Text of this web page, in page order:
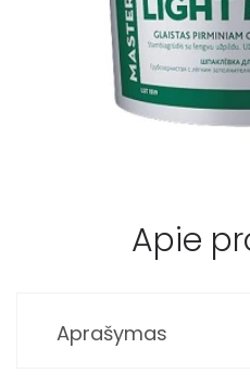
Apie
Aprašymas